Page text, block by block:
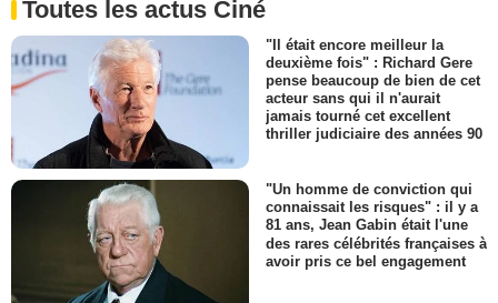
Toutes les actus Ciné
"Il était encore meilleur la
deuxième fois" : Richard Gere
pense beaucoup de bien de cet
acteur sans qui il n'aurait
jamais tourné cet excellent
thriller judiciaire des années 90
"Un homme de conviction qui
connaissait les risques" : il y a
81 ans, Jean Gabin était l'une
des rares célébrités françaises à
avoir pris ce bel engagement